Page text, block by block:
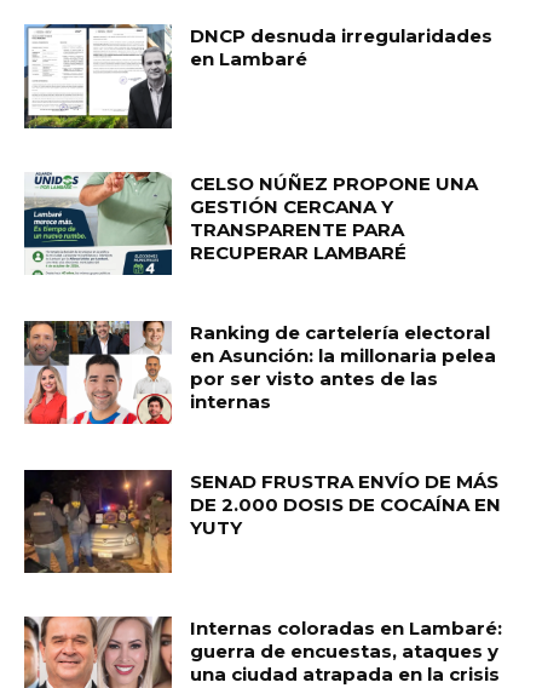
DNCP desnuda irregularidades
en Lambaré
CELSO NÚÑEZ PROPONE UNA
GESTIÓN CERCANA Y
TRANSPARENTE PARA
RECUPERAR LAMBARÉ
Ranking de cartelería electoral
en Asunción: la millonaria pelea
por ser visto antes de las
internas
SENAD FRUSTRA ENVÍO DE MÁS
DE 2.000 DOSIS DE COCAÍNA EN
YUTY
Internas coloradas en Lambaré:
guerra de encuestas, ataques y
una ciudad atrapada en la crisis